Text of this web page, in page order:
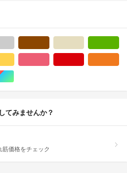
/金色系マルチカラー
てみませんか？
価格をチェック